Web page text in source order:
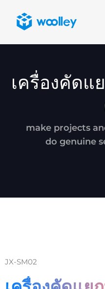
เครื่องคัด
make projects
do genuine
JX-SM02